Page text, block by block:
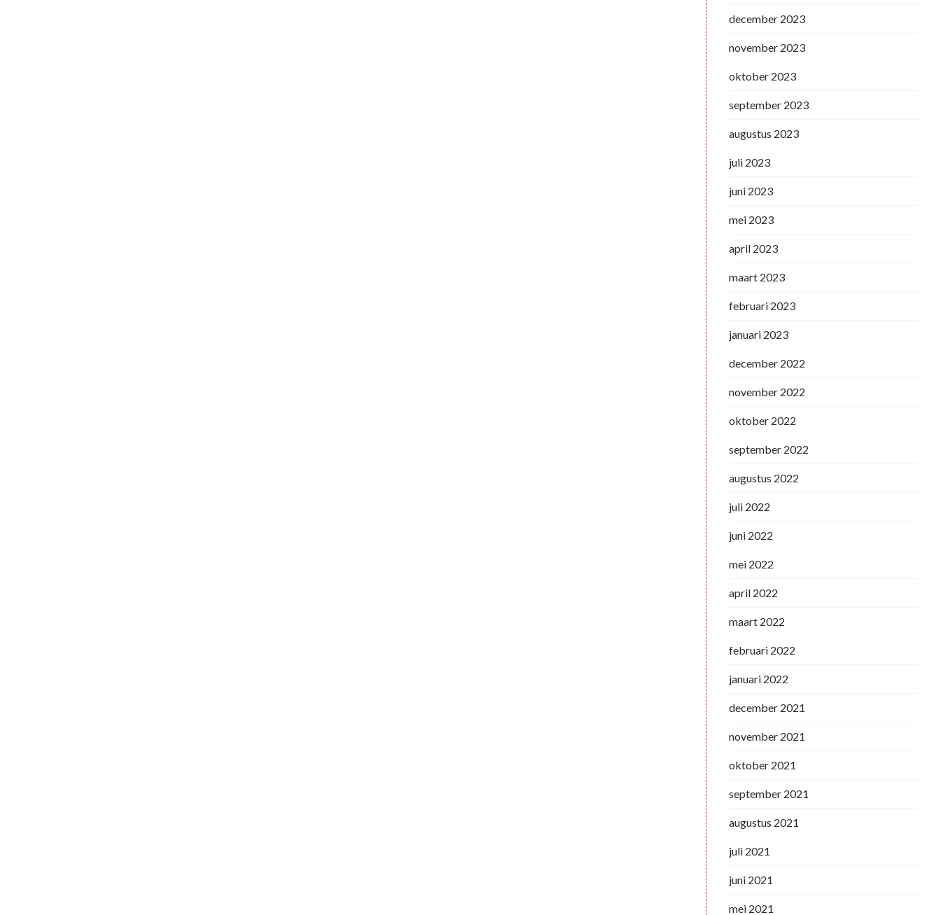
december 2023
november 2023
oktober 2023
september 2023
augustus 2023
juli 2023
juni 2023
mei 2023
april 2023
maart 2023
februari 2023
januari 2023
december 2022
november 2022
oktober 2022
september 2022
augustus 2022
juli 2022
juni 2022
mei 2022
april 2022
maart 2022
februari 2022
januari 2022
december 2021
november 2021
oktober 2021
september 2021
augustus 2021
juli 2021
juni 2021
mei 2021